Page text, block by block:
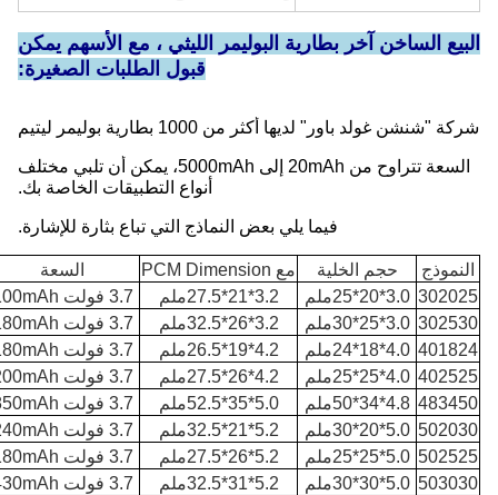
البيع الساخن آخر بطارية البوليمر الليثي ، مع الأسهم يمكن
قبول الطلبات الصغيرة:
شركة "شنشن غولد باور" لديها أكثر من 1000 بطارية بوليمر ليتيم
السعة تتراوح من 20mAh إلى 5000mAh، يمكن أن تلبي مختلف
أنواع التطبيقات الخاصة بك.
فيما يلي بعض النماذج التي تباع بثارة للإشارة.
النموذج حجم الخلية مع PCM Dimension
السعة
302025 3.0*20*25ملم 3.2*21*27.5ملم
3.7 فولت 100mAh
302530 3.0*25*30ملم 3.2*26*32.5ملم
3.7 فولت 180mAh
401824 4.0*18*24ملم 4.2*19*26.5ملم
3.7 فولت 180mAh
402525 4.0*25*25ملم 4.2*26*27.5ملم
3.7 فولت 200mAh
483450 4.8*34*50ملم 5.0*35*52.5ملم
3.7 فولت 850mAh
502030 5.0*20*30ملم 5.2*21*32.5ملم
3.7 فولت 240mAh
502525 5.0*25*25ملم 5.2*26*27.5ملم
3.7 فولت 180mAh
503030 5.0*30*30ملم 5.2*31*32.5ملم
3.7 فولت 430mAh